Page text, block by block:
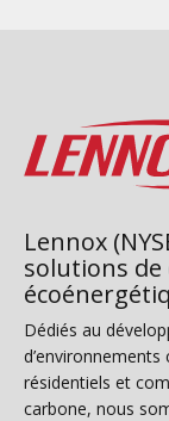
Lennox
solutions
Dédiés au
résidentiels et
carbone, nous